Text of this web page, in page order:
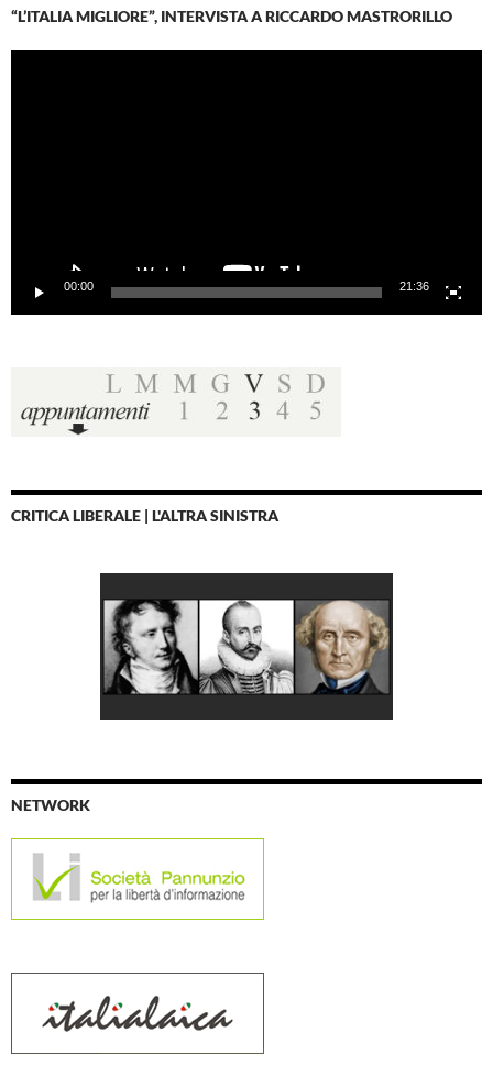
“L’ITALIA MIGLIORE”, INTERVISTA A RICCARDO MASTRORILLO
00:00 21:36
CRITICA LIBERALE | L'ALTRA SINISTRA
NETWORK